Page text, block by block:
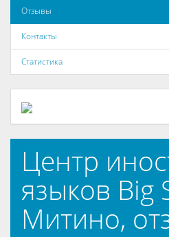
Отзывы
Контакты
Статистика
Центр
языков Big
Митино,